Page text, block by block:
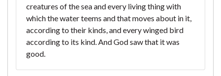
creatures of the sea and every living thing with
which the water teems and that moves about in it,
according to their kinds, and every winged bird
according to its kind. And God saw that it was
good.